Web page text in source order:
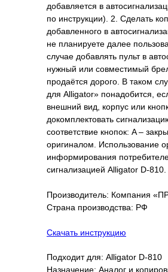
добавляется в
по инструкции). 2. Сделать
добавленного в
не планируете далее
случае добавлять пульт в
нужный или совместимый
продаётся дорого. В таком
для Alligator» понадобится,
внешний вид, корпус или
докомплектовать
соответствие кнопок: A –
оригиналом. Использование
информирования
сигнализацией Alligator D-810.
Производитель: Компания
Страна производства: РФ
Скачать инструкцию
Подходит для: Alligator D-810
Назначение: Аналог и